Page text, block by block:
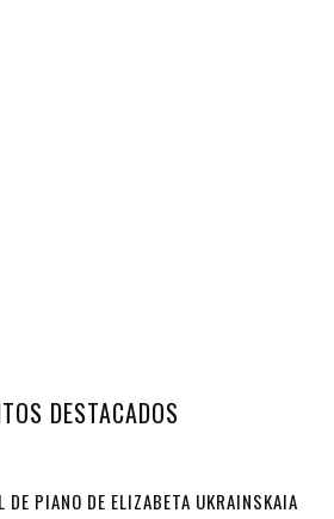
DESTACADOS
DE PIANO DE ELIZABETA UKRAINSKAIA